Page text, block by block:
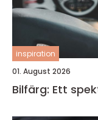
inspiration
01. August 2026
Bilfärg: Ett